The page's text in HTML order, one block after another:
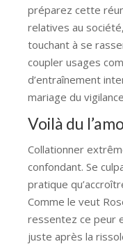
préparez cette
relatives au
touchant à se
coupler usages
d’entraînement
mariage du
Voilà du
Collationner
confondant. Se
pratique
Comme le veut
ressentez ce peur
juste après la